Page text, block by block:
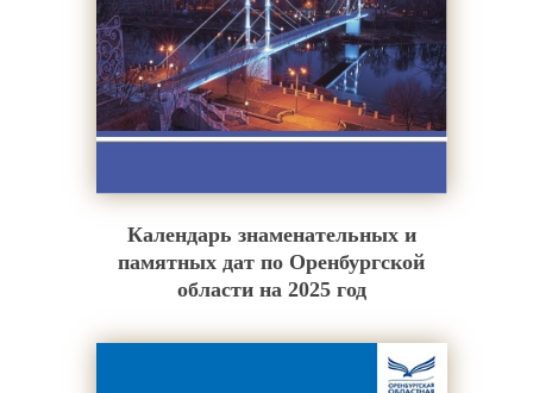
Календарь знаменательных и
памятных дат по Оренбургской
области на 2025 год